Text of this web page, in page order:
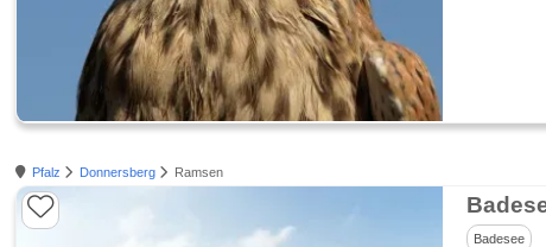
Pfalz Donnersberg Ramsen
Badesee